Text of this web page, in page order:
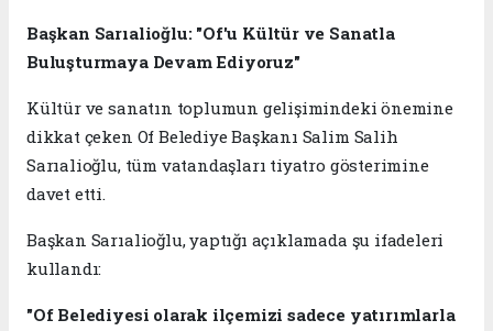
Başkan Sarıalioğlu: "Of'u Kültür ve Sanatla
Buluşturmaya Devam Ediyoruz"
Kültür ve sanatın toplumun gelişimindeki önemine
dikkat çeken Of Belediye Başkanı Salim Salih
Sarıalioğlu, tüm vatandaşları tiyatro gösterimine
davet etti.
Başkan Sarıalioğlu, yaptığı açıklamada şu ifadeleri
kullandı:
"Of Belediyesi olarak ilçemizi sadece yatırımlarla